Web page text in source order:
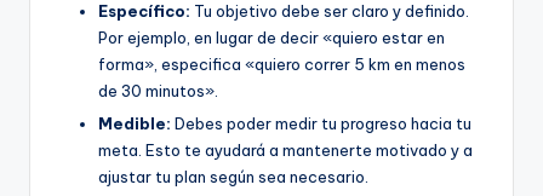
Específico: Tu objetivo debe ser claro y definido.
Por ejemplo, en lugar de decir «quiero estar en
forma», especifica «quiero correr 5 km en menos
de 30 minutos».
Medible: Debes poder medir tu progreso hacia tu
meta. Esto te ayudará a mantenerte motivado y a
ajustar tu plan según sea necesario.